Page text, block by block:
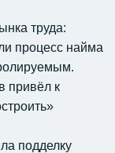
труда:
процесс найма
привёл к
подделку